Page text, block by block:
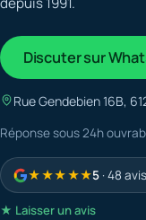
Discuter sur
Rue Gendebien 16B,
Réponse sous 24h
★★★★★5 · 48
★ Laisser un avis